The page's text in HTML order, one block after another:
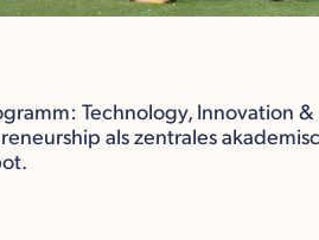
Technology, Innovation &
als zentrales